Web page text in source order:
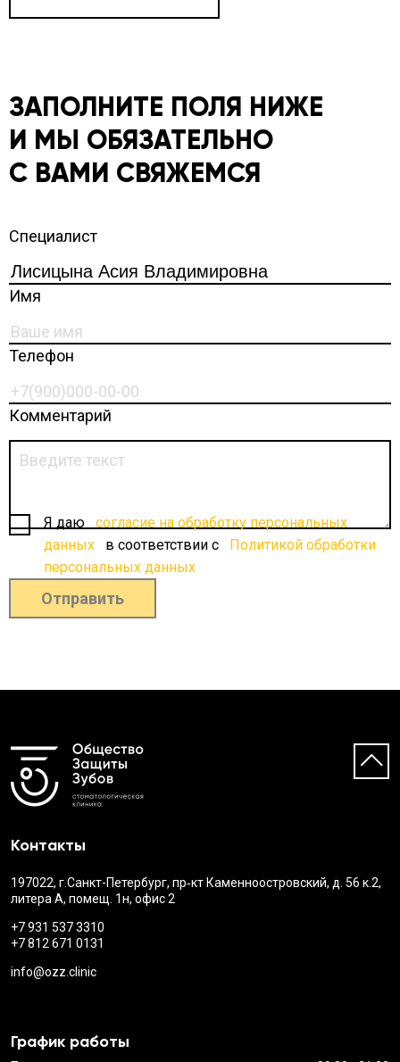
ЗАПОЛНИТЕ ПОЛЯ НИЖЕ
И МЫ ОБЯЗАТЕЛЬНО
С ВАМИ СВЯЖЕМСЯ
Специалист
Имя
Телефон
Комментарий
Я даю
согласие на обработку персональных
данных
в соответствии с
Политикой обработки
персональных данных
Отправить
Контакты
197022, г.Санкт-Петербург, пр‑кт Каменноостровский, д. 56 к.2,
литера А, помещ. 1н, офис 2
+7 931 537 3310
+7 812 671 0131
info@ozz.clinic
График работы